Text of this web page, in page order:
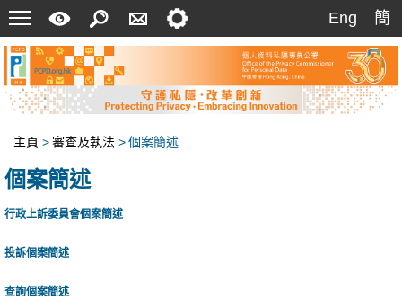
菜
單
速
指
南
索
絡
我
定
Eng
簡
簡
主頁 >審查及執法 >個案簡述
個案簡述
行政上訴委員會個案簡述
投訴個案簡述
查詢個案簡述